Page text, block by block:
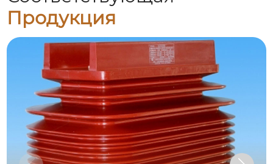
Продукция